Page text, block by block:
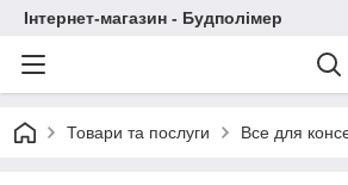
Інтернет-магазин - Будполімер
Товари та послуги Все для